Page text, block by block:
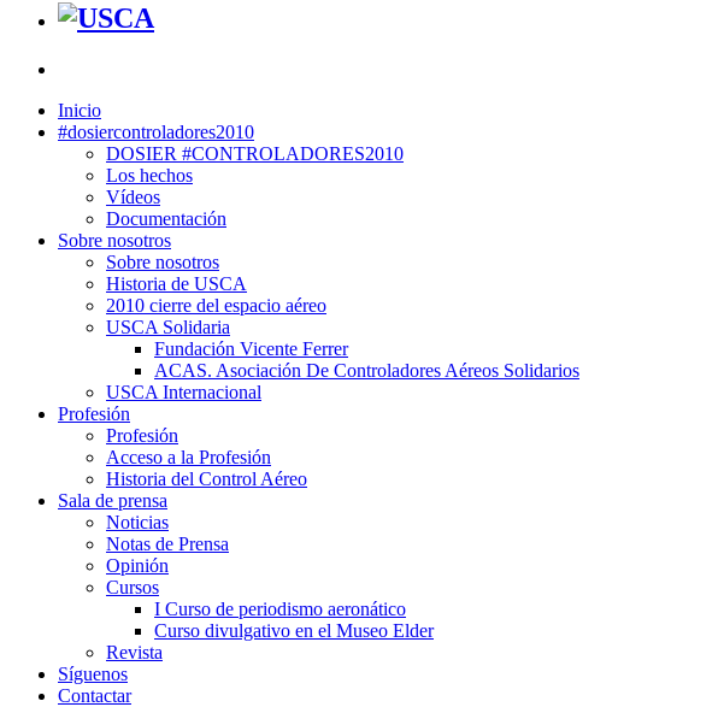
Inicio
#dosiercontroladores2010
DOSIER #CONTROLADORES2010
Los hechos
Vídeos
Documentación
Sobre nosotros
Sobre nosotros
Historia de USCA
2010 cierre del espacio aéreo
USCA Solidaria
Fundación Vicente Ferrer
ACAS. Asociación De Controladores Aéreos Solidarios
USCA Internacional
Profesión
Profesión
Acceso a la Profesión
Historia del Control Aéreo
Sala de prensa
Noticias
Notas de Prensa
Opinión
Cursos
I Curso de periodismo aeronático
Curso divulgativo en el Museo Elder
Revista
Síguenos
Contactar